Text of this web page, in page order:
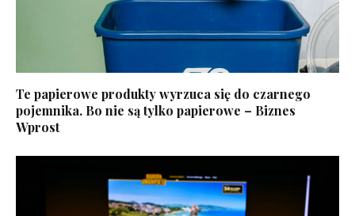
Te papierowe produkty wyrzuca się do czarnego
pojemnika. Bo nie są tylko papierowe – Biznes
Wprost